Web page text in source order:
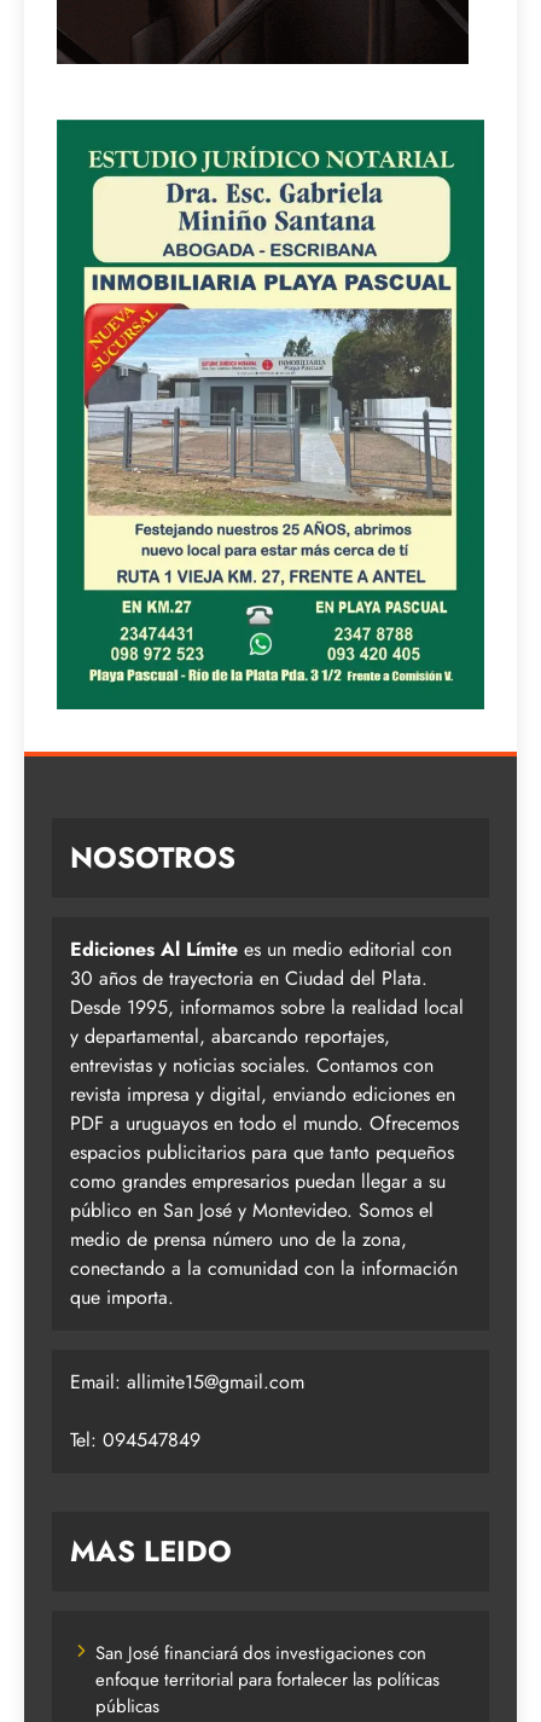
NOSOTROS
Ediciones Al Límite es un medio editorial con
30 años de trayectoria en Ciudad del Plata.
Desde 1995, informamos sobre la realidad local
y departamental, abarcando reportajes,
entrevistas y noticias sociales. Contamos con
revista impresa y digital, enviando ediciones en
PDF a uruguayos en todo el mundo. Ofrecemos
espacios publicitarios para que tanto pequeños
como grandes empresarios puedan llegar a su
público en San José y Montevideo. Somos el
medio de prensa número uno de la zona,
conectando a la comunidad con la información
que importa.
Email: allimite15@gmail.com
Tel: 094547849
MAS LEIDO
San José financiará dos investigaciones con
enfoque territorial para fortalecer las políticas
públicas